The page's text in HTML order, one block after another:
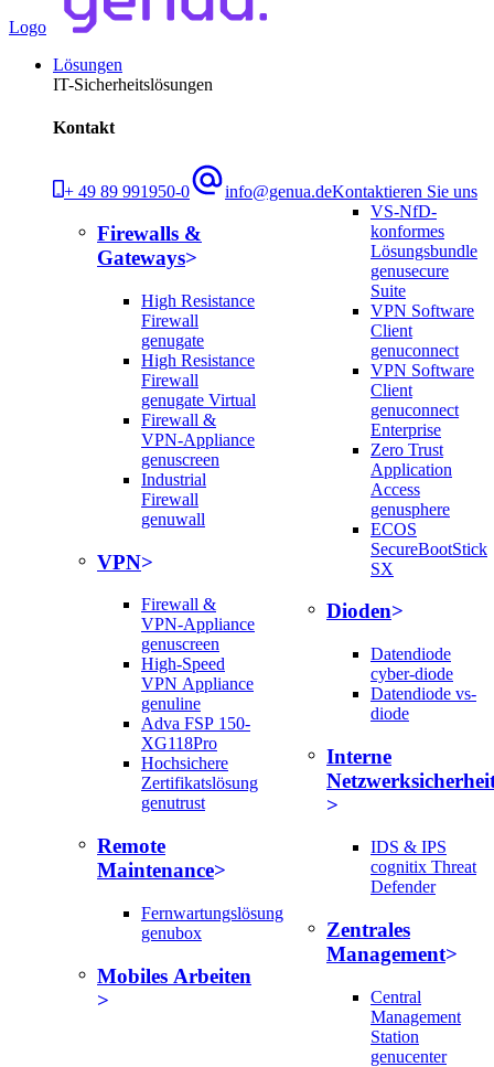
Logo
Lösungen
IT-Sicherheitslösungen
Kontakt
+ 49 89 991950-0 info@genua.deKontaktieren Sie uns
Firewalls &
Gateways
High Resistance
Firewall
genugate
High Resistance
Firewall
genugate Virtual
Firewall &
VPN-Appliance
genuscreen
Industrial
Firewall
genuwall
VPN
Firewall &
VPN-Appliance
genuscreen
High-Speed
VPN Appliance
genuline
Adva FSP 150-
XG118Pro
Hochsichere
Zertifikatslösung
genutrust
Remote
Maintenance
Fernwartungslösung
genubox
Mobiles Arbeiten
VS-NfD-
konformes
Lösungsbundle
genusecure
Suite
VPN Software
Client
genuconnect
VPN Software
Client
genuconnect
Enterprise
Zero Trust
Application
Access
genusphere
ECOS
SecureBootStick
SX
Dioden
Datendiode
cyber-diode
Datendiode vs-
diode
Interne
IDS & IPS
cognitix Threat
Defender
Zentrales
Management
Central
Management
Station
genucenter